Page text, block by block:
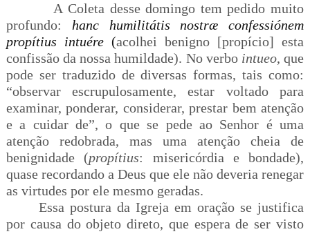
A Coleta desse domingo tem pedido muito
profundo: hanc humilitátis nostræ confessiónem
propítius intuére(acolhei benigno [propício] esta
confissão da nossa humildade). No verbo intueo, que
pode ser traduzido de diversas formas, tais como:
“observar escrupulosamente, estar voltado para
examinar, ponderar, considerar, prestar bem atenção
e a cuidar de”, o que se pede ao Senhor é uma
atenção redobrada, mas uma atenção cheia de
benignidade (propítius: misericórdia e bondade),
quase recordando a Deus que ele não deveria renegar
as virtudes por ele mesmo geradas.
Essa postura da Igreja em oração se justifica
por causa do objeto direto, que espera de ser visto